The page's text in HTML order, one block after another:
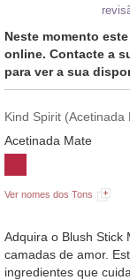
Neste momento
online. Contacte a
para ver a sua
Kind Spirit (Acetinada
Acetinada Mate
Ver nomes dos Tons
Adquira o Blush Stick
camadas de amor.
ingredientes que